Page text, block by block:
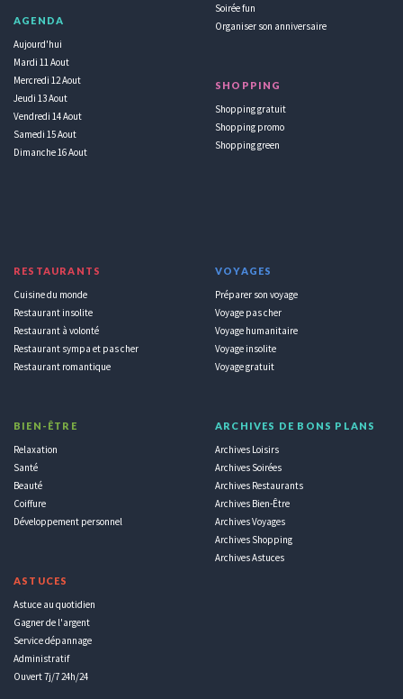
AGENDA
Aujourd'hui
Mardi 11 Aout
Mercredi 12 Aout
Jeudi 13 Aout
Vendredi 14 Aout
Samedi 15 Aout
Dimanche 16 Aout
Soirée fun
Organiser son anniversaire
SHOPPING
Shopping gratuit
Shopping promo
Shopping green
RESTAURANTS
Cuisine du monde
Restaurant insolite
Restaurant à volonté
Restaurant sympa et pas cher
Restaurant romantique
BIEN-ÊTRE
Relaxation
Santé
Beauté
Coiffure
Développement personnel
ASTUCES
Astuce au quotidien
Gagner de l'argent
Service dépannage
Administratif
Ouvert 7j/7 24h/24
VOYAGES
Préparer son voyage
Voyage pas cher
Voyage humanitaire
Voyage insolite
Voyage gratuit
ARCHIVES DE BONS PLANS
Archives Loisirs
Archives Soirées
Archives Restaurants
Archives Bien-Être
Archives Voyages
Archives Shopping
Archives Astuces